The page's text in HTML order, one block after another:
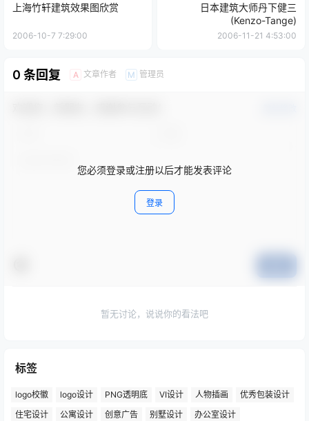
上海竹轩建筑效果图欣赏
2006-10-7 7:29:00
日本建筑大师丹下健三
(Kenzo-Tange)
2006-11-21 4:53:00
0 条回复 A 文章作者 M 管理员
您必须登录或注册以后才能发表评论
登录
暂无讨论，说说你的看法吧
标签
logo校徽 logo设计 PNG透明底 VI设计 人物插画
优秀包装设计
住宅设计
公寓设计 创意广告 别墅设计 办公室设计